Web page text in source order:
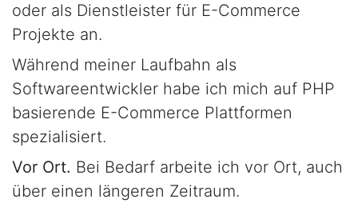
oder als Dienstleister für E-Commerce
Projekte an.
Während meiner Laufbahn als
Softwareentwickler habe ich mich auf PHP
basierende E-Commerce Plattformen
spezialisiert.
Vor Ort. Bei Bedarf arbeite ich vor Ort, auch
über einen längeren Zeitraum.